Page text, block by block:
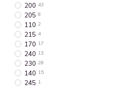
200 43
205 8
110 2
215 4
170 17
240 13
230 28
140 15
245 1